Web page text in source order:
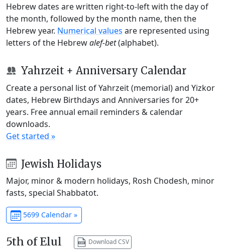
Hebrew dates are written right-to-left with the day of
the month, followed by the month name, then the
Hebrew year. Numerical values are represented using
letters of the Hebrewalef-bet(alphabet).
Yahrzeit + Anniversary Calendar
Create a personal list of Yahrzeit (memorial) and Yizkor
dates, Hebrew Birthdays and Anniversaries for 20+
years. Free annual email reminders & calendar
downloads.
Get started »
Jewish Holidays
Major, minor & modern holidays, Rosh Chodesh, minor
fasts, special Shabbatot.
5699 Calendar »
5th of Elul Download CSV